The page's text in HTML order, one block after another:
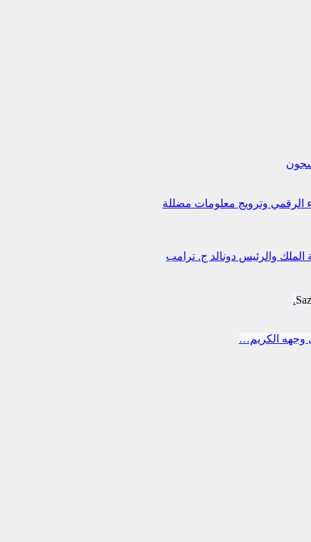
الرقمي وترويج معلومات مضللة
الملك والرئيس دونالد ج. ترامب
وجهه الكريم…